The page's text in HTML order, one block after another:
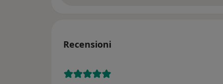
Recensioni